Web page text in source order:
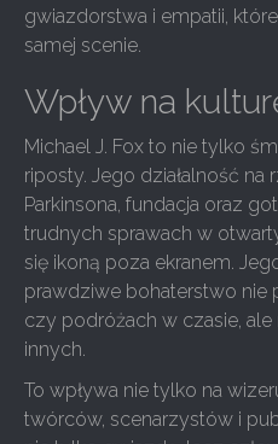
gwiazdorstwa i empatii,
samej scenie.
Wpływ na
Michael J. Fox to nie tylko
riposty. Jego działalność
Parkinsona, fundacja oraz
trudnych sprawach w
się ikoną poza ekranem.
prawdziwe bohaterstwo nie
czy podróżach w czasie,
innych.
To wpływa nie tylko na
twórców, scenarzystów i